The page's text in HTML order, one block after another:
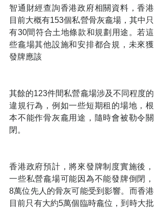
智通財經查詢香港政府相關資料，香港
目前大概有153個私營骨灰龕場，其中只
有30間符合土地條款和規劃用途。若這
些龕場其他設施和安排都合規，未來獲
發牌應該
其餘的123件間私營龕場涉及不同程度的
違規行為，例如一些短期租的場地，根
本不能作骨灰龕用途，隨時會被勒令關
閉。
香港政府預計，將來發牌制度實施後，
一些私營龕場可能因為不能發牌倒閉，
8萬位先人的骨灰可能受到影響。而香港
目前只有大約5萬個臨時龕位，到時大批